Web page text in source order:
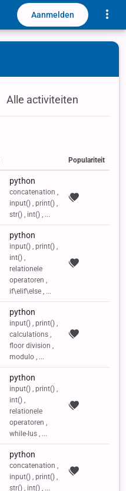
Aanmelden
Alle activiteiten
Labels
Populariteit
python
concatenation ,
input() , print() ,
str() , int() , ...
python
input() , print() ,
int() ,
relationele
operatoren ,
if\elif\else , ...
python
input() , print() ,
calculations ,
floor division ,
modulo , ...
python
input() , print() ,
int() ,
relationele
operatoren ,
while-lus , ...
python
concatenation ,
input() , print() ,
str() , int() , ...